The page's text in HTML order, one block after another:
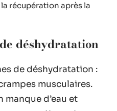
récupération après la
déshydratation
de déshydratation :
musculaires.
d’eau et